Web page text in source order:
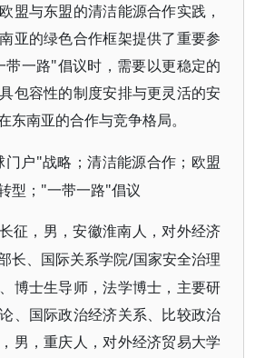
盟与东盟的清洁能源合作实践，
亚的绿色合作框架提供了重要参
带一路"倡议时，需要以更稳定的
包容性的制度安排与更灵活的安
东南亚的合作与竞争格局。
门户"战略；清洁能源合作；欧盟
型；"一带一路"倡议
征，男，安徽淮南人，对外经济
长、国际关系学院/国家安全治理
博士生导师，法学博士，主要研
、国际政治经济关系、比较政治
男，重庆人，对外经济贸易大学